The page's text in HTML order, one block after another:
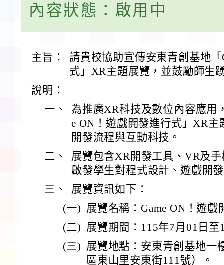
內容狀態：啟用中
主旨：
請貴校協助宣傳安東青創基地
式」XR主題展覽，並鼓勵師生
說明：
一、
為推廣XR科技及數位內容應用
e ON！遊戲開發進行式」XR
開發流程與互動科技。
二、
展覽包含XR開發工具、VR及
啟發學生對程式設計、遊戲開
三、
展覽資訊如下：
(一) 展覽名稱：Game ON！遊戲
(二) 展覽期間：115年7月01日至
(三) 展覽地點：安東青創基地一
區東山里安東街111號）。